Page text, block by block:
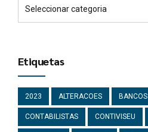
Etiquetas
2023 ALTERACOES BANCOS
CONTABILISTAS CONTIVISEU